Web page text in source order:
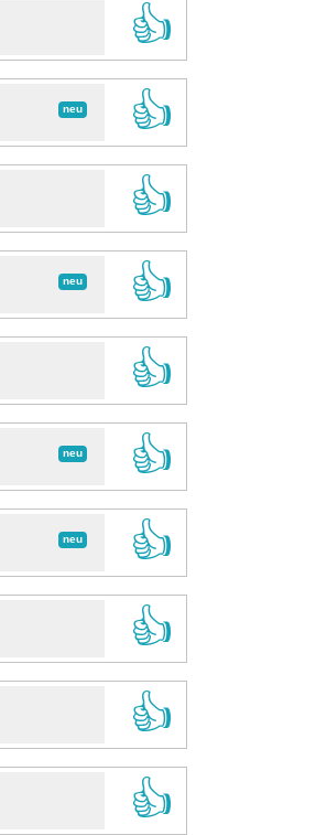
👍
neu
👍
👍
neu
👍
👍
neu
👍
neu
👍
👍
👍
👍